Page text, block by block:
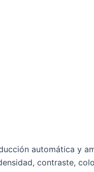
automática y
contraste,